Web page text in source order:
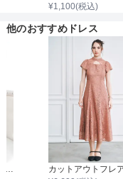
¥1,100(税込)
他のおすすめドレス